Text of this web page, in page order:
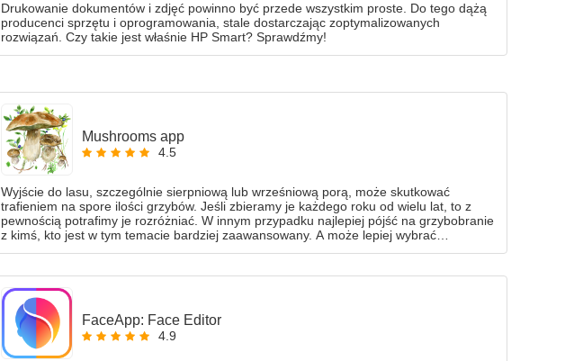
Drukowanie dokumentów i zdjęć powinno być przede wszystkim proste. Do tego dążą
producenci sprzętu i oprogramowania, stale dostarczając zoptymalizowanych
rozwiązań. Czy takie jest właśnie HP Smart? Sprawdźmy!
Mushrooms app
4.5
Wyjście do lasu, szczególnie sierpniową lub wrześniową porą, może skutkować
trafieniem na spore ilości grzybów. Jeśli zbieramy je każdego roku od wielu lat, to z
pewnością potrafimy je rozróżniać. W innym przypadku najlepiej pójść na grzybobranie
z kimś, kto jest w tym temacie bardziej zaawansowany. A może lepiej wybrać
FaceApp: Face Editor
4.9